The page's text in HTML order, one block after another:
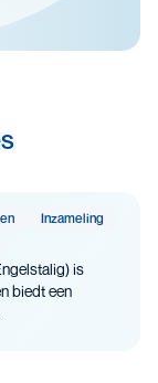
Inzameling
is
biedt een